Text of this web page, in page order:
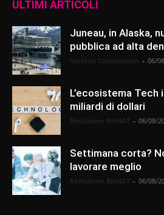
ULTIMI ARTICOLI
Juneau, in Alaska,
pubblica ad alta
- 06/
L’ecosistema
miliardi di dollari
- 06/08/
Settimana corta?
lavorare meglio
- 06/08/